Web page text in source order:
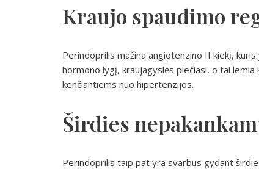
Kraujo spaudimo
Perindoprilis mažina angiotenzino II kiekį,
hormono lygį, kraujagyslės plečiasi, o tai
kenčiantiems nuo hipertenzijos.
Širdies
Perindoprilis taip pat yra svarbus gydant